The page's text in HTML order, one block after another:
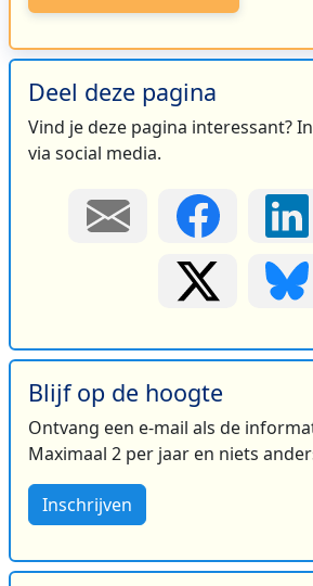
Deel deze pagina
Vind je deze pagina interessant?
via social media.
Blijf op de hoogte
Ontvang een e-mail als de
Maximaal 2 per jaar en niets
Inschrijven